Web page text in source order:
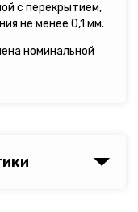
с перекрытием,
не менее 0,1 мм.
номинальной